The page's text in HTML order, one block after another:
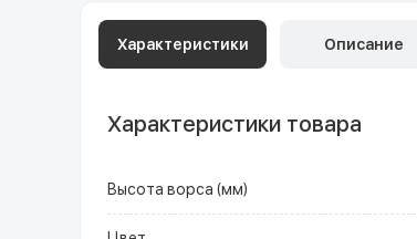
Характеристики Описание
Характеристики товара
Высота ворса (мм)